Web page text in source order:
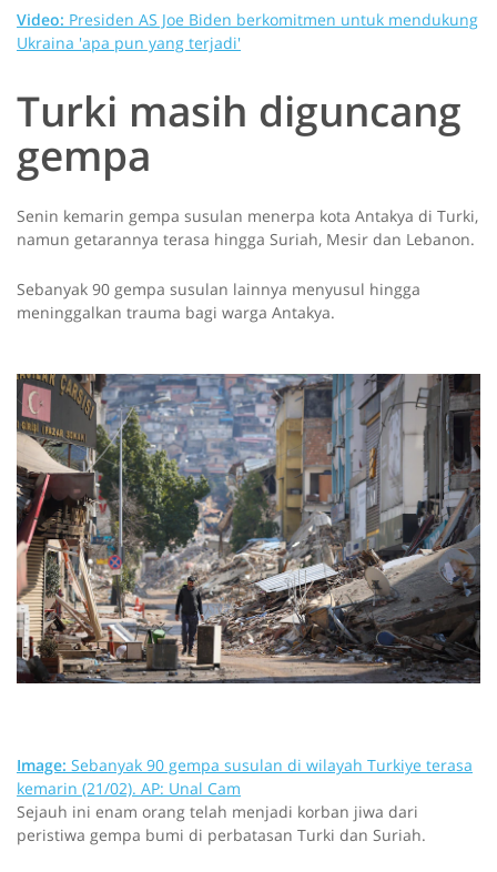
Video: Presiden AS Joe Biden berkomitmen untuk mendukung
Ukraina 'apa pun yang terjadi'
Turki masih diguncang
gempa
Senin kemarin gempa susulan menerpa kota Antakya di Turki,
namun getarannya terasa hingga Suriah, Mesir dan Lebanon.
Sebanyak 90 gempa susulan lainnya menyusul hingga
meninggalkan trauma bagi warga Antakya.
Image: Sebanyak 90 gempa susulan di wilayah Turkiye terasa
kemarin (21/02). AP: Unal Cam
Sejauh ini enam orang telah menjadi korban jiwa dari
peristiwa gempa bumi di perbatasan Turki dan Suriah.